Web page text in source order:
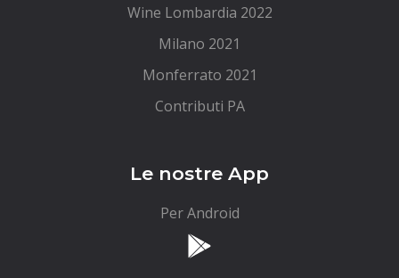
Wine Lombardia 2022
Milano 2021
Monferrato 2021
Contributi PA
Le nostre App
Per Android